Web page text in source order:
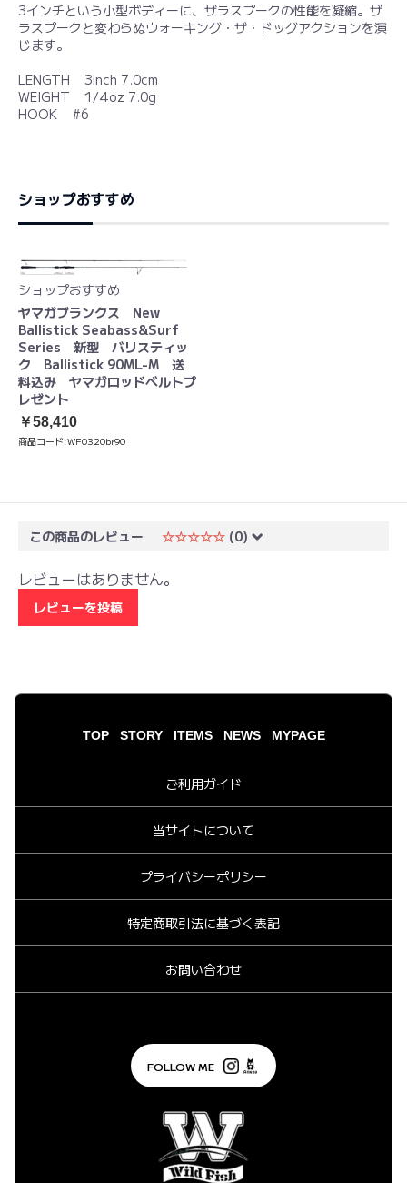
3インチという小型ボディーに、ザラスプークの性能を凝縮。ザ
ラスプークと変わらぬウォーキング・ザ・ドッグアクションを演
じます。
LENGTH 3inch 7.0cm
WEIGHT 1/4oz 7.0g
HOOK #6
ショップおすすめ
ショップおすすめ
ヤマガブランクス New
Ballistick Seabass&Surf
Series 新型 バリスティッ
ク Ballistick 90ML-M 送
料込み ヤマガロッドベルトプ
レゼント
￥58,410
商品コード:WF0320br90
この商品のレビュー ☆☆☆☆☆ (0)
レビューはありません。
レビューを投稿
TOP STORY ITEMS NEWS MYPAGE
ご利用ガイド
当サイトについて
プライバシーポリシー
特定商取引法に基づく表記
お問い合わせ
FOLLOW ME